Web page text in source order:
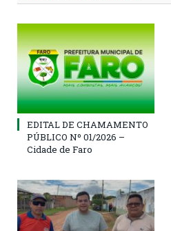
EDITAL DE CHAMAMENTO
PÚBLICO Nº 01/2026 –
Cidade de Faro